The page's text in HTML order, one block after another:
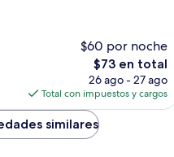
$60 por noche
El
precio
actual
es
de
$73
$73 en total
26 ago - 27 ago
Total con impuestos y cargos
similares